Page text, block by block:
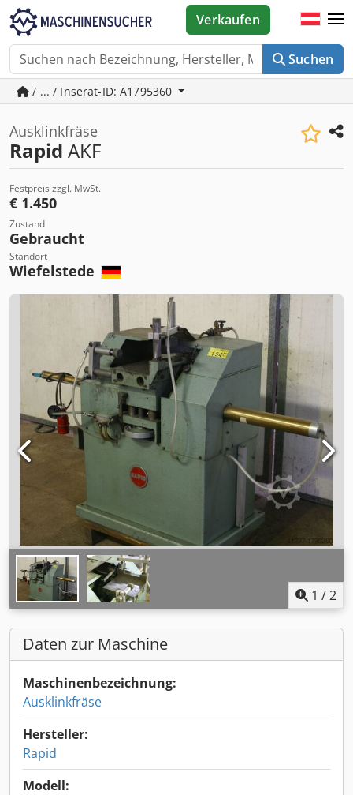
Suchen
Verkaufen
/ ... / Inserat-ID: A1795360
Ausklinkfräse
Rapid AKF
Festpreis zzgl. MwSt.
€ 1.450
Zustand
Gebraucht
Standort
Wiefelstede
1 /2
Daten zur Maschine
Maschinenbezeichnung:
Ausklinkfräse
Hersteller:
Rapid
Modell: